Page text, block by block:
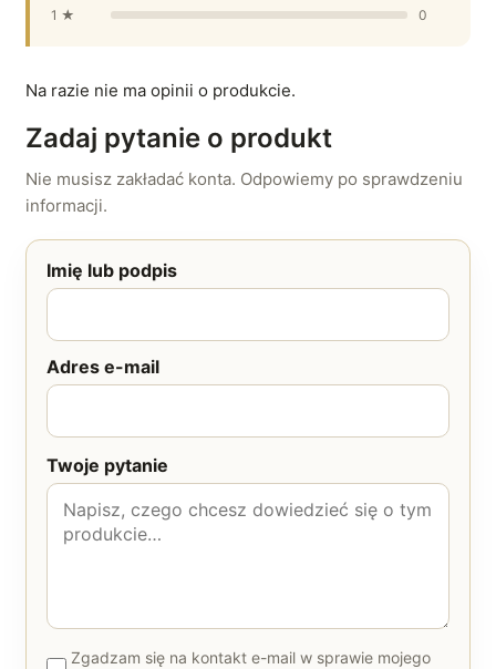
1 ★
0
Na razie nie ma opinii o produkcie.
Zadaj pytanie o produkt
Nie musisz zakładać konta. Odpowiemy po sprawdzeniu
informacji.
Imię lub podpis
Adres e-mail
Twoje pytanie
Zgadzam się na kontakt e-mail w sprawie mojego